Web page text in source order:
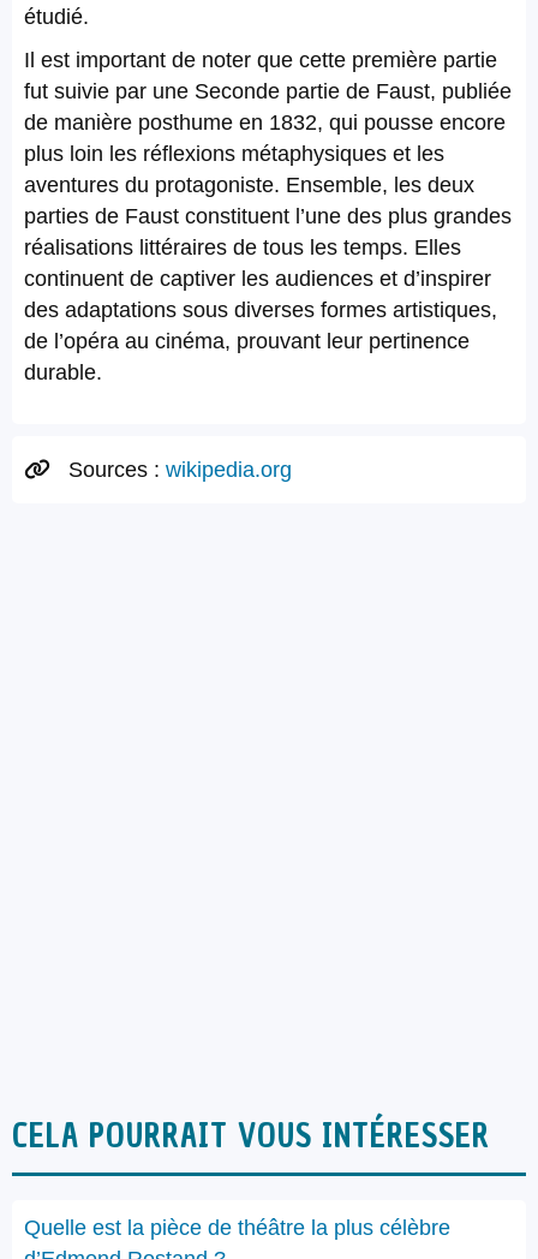
étudié.
Il est important de noter que cette première partie
fut suivie par une Seconde partie de Faust, publiée
de manière posthume en 1832, qui pousse encore
plus loin les réflexions métaphysiques et les
aventures du protagoniste. Ensemble, les deux
parties de Faust constituent l’une des plus grandes
réalisations littéraires de tous les temps. Elles
continuent de captiver les audiences et d’inspirer
des adaptations sous diverses formes artistiques,
de l’opéra au cinéma, prouvant leur pertinence
durable.
Sources : wikipedia.org
CELA POURRAIT VOUS INTÉRESSER
Quelle est la pièce de théâtre la plus célèbre